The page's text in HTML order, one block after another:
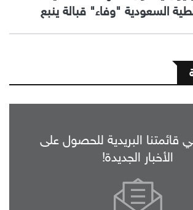
السعودية "وفاء" قبالة ينبع
قائمتنا البريدية للحصول على
الأخبار الجديدة!